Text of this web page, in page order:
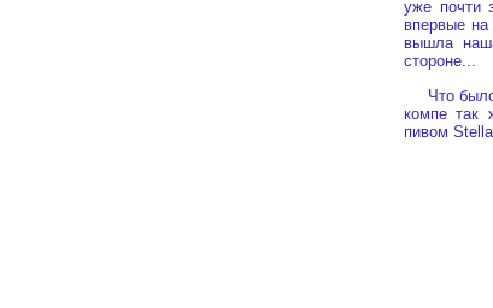
уже почти
впервые на
вышла
стороне...
Что было
компе так
пивом